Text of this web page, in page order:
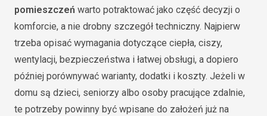
pomieszczeń warto potraktować jako część decyzji o
komforcie, a nie drobny szczegół techniczny. Najpierw
trzeba opisać wymagania dotyczące ciepła, ciszy,
wentylacji, bezpieczeństwa i łatwej obsługi, a dopiero
później porównywać warianty, dodatki i koszty. Jeżeli w
domu są dzieci, seniorzy albo osoby pracujące zdalnie,
te potrzeby powinny być wpisane do założeń już na